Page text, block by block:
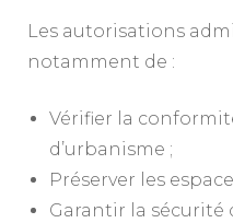
Les autorisations
notamment de :
Vérifier la
d’urbanisme ;
Préserver les
Garantir la sécurité